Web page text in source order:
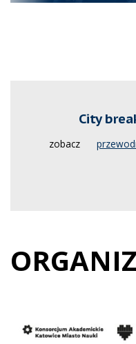
City
zobacz